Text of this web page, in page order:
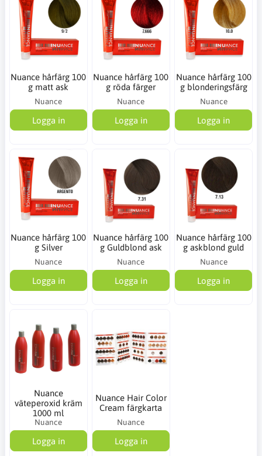
Nuance hårfärg 100
g matt ask
Nuance
Logga in
Nuance hårfärg 100
g röda färger
Nuance
Logga in
Nuance hårfärg 100
g blonderingsfärg
Nuance
Logga in
Nuance hårfärg 100
g Silver
Nuance
Logga in
Nuance hårfärg 100
g Guldblond ask
Nuance
Logga in
Nuance hårfärg 100
g askblond guld
Nuance
Logga in
Nuance
väteperoxid kräm
1000 ml
Nuance
Logga in
Nuance Hair Color
Cream färgkarta
Nuance
Logga in